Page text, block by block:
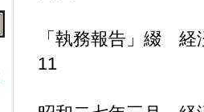
「執務報告」綴
11